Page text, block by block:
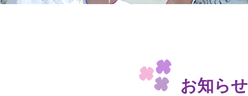
お知らせ